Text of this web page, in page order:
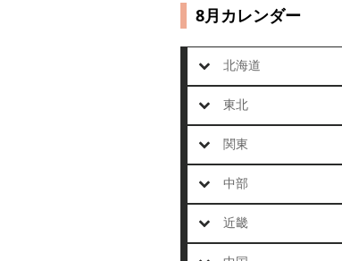
8月カレンダー
北海道
東北
関東
中部
近畿